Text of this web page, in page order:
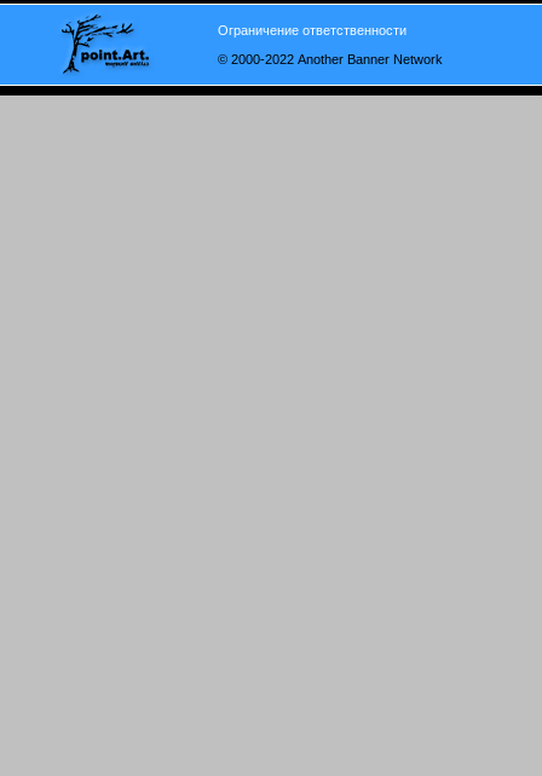
Ограничение ответственности
© 2000-2022 Another Banner Network